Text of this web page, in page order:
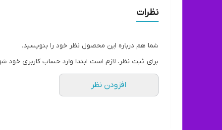
نظرات
شما هم درباره این محصول نظر خود را بنویسید.
برای ثبت نظر، لازم است ابتدا وارد حساب کاربری خود
افزودن نظر